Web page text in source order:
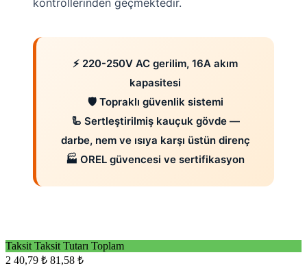
⚡ 220-250V AC gerilim, 16A akım
kapasitesi
🛡️ Topraklı güvenlik sistemi
🦾 Sertleştirilmiş kauçuk gövde —
darbe, nem ve ısıya karşı üstün direnç
🏭 OREL güvencesi ve sertifikasyon
Taksit Taksit Tutarı Toplam
2 40,79 ₺ 81,58 ₺